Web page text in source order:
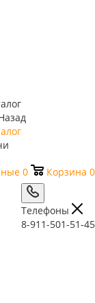
0 Корзина 0
Телефоны
8-911-501-51-45